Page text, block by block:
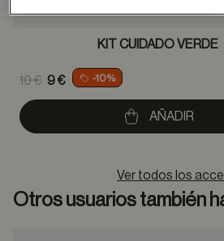
KIT CUIDADO VERDE
Price reduced from
10 €
to
9 € -10%
AÑADIR
Ver todos los
Otros usuarios también